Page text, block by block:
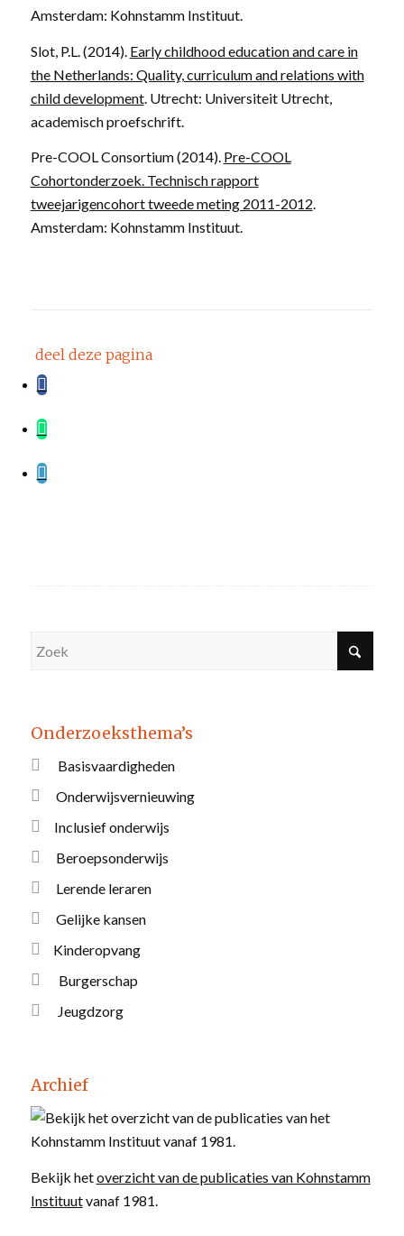
Amsterdam: Kohnstamm Instituut.
Slot, P.L. (2014). Early childhood education and care in
the Netherlands: Quality, curriculum and relations with
child development. Utrecht: Universiteit Utrecht,
academisch proefschrift.
Pre-COOL Consortium (2014). Pre-COOL
Cohortonderzoek. Technisch rapport
tweejarigencohort tweede meting 2011-2012.
Amsterdam: Kohnstamm Instituut.
deel deze pagina
Onderzoeksthema’s
Basisvaardigheden
Onderwijsvernieuwing
Inclusief onderwijs
Beroepsonderwijs
Lerende leraren
Gelijke kansen
Kinderopvang
Burgerschap
Jeugdzorg
Archief
Bekijk hetoverzicht van de publicaties van Kohnstamm
Instituutvanaf 1981.